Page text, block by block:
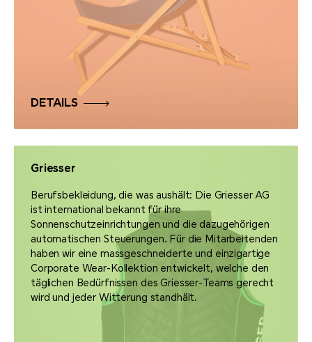
DETAILS
Griesser
Berufsbekleidung, die was aushält: Die Griesser AG
ist international bekannt für ihre
Sonnenschutzeinrichtungen und die dazugehörigen
automatischen Steuerungen. Für die Mitarbeitenden
haben wir eine massgeschneiderte und einzigartige
Corporate Wear-Kollektion entwickelt, welche den
täglichen Bedürfnissen des Griesser-Teams gerecht
wird und jeder Witterung standhält.